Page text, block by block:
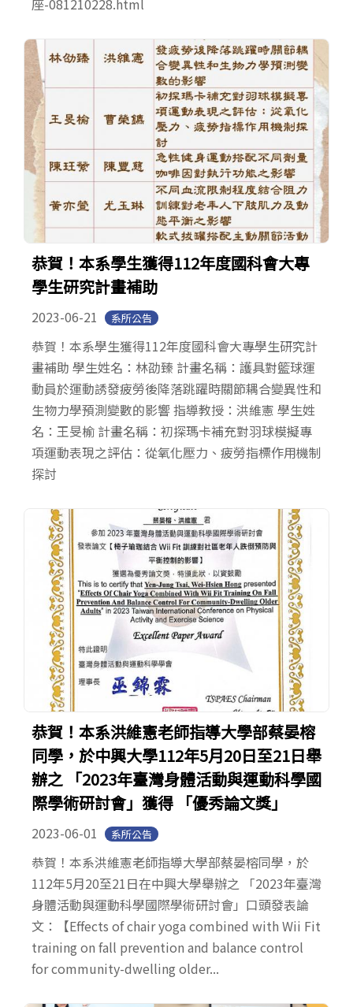
座-081210228.html
恭賀！本系學生獲得112年度國科會大專
學生研究計畫補助
2023-06-21 系所公告
恭賀！本系學生獲得112年度國科會大專學生研究計
畫補助 學生姓名：林劭臻 計畫名稱：護具對籃球運
動員於運動誘發疲勞後降落跳躍時關節耦合變異性和
生物力學預測變數的影響 指導教授：洪維憲 學生姓
名：王旻榆 計畫名稱：初探瑪卡補充對羽球模擬專
項運動表現之評估：從氧化壓力、疲勞指標作用機制
探討
恭賀！本系洪維憲老師指導大學部蔡晏榕
同學，於中興大學112年5月20日至21日舉
辦之 「2023年臺灣身體活動與運動科學國
際學術研討會」獲得 「優秀論文獎」
2023-06-01 系所公告
恭賀！本系洪維憲老師指導大學部蔡晏榕同學，於
112年5月20至21日在中興大學舉辦之 「2023年臺灣
身體活動與運動科學國際學術研討會」口頭發表論
文：【Effects of chair yoga combined with Wii Fit
training on fall prevention and balance control
for community-dwelling older...